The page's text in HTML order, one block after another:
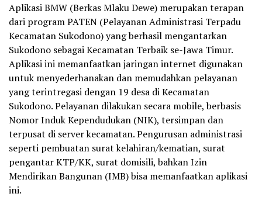
Aplikasi BMW (Berkas Mlaku Dewe) merupakan terapan
dari program PATEN (Pelayanan Administrasi Terpadu
Kecamatan Sukodono) yang berhasil mengantarkan
Sukodono sebagai Kecamatan Terbaik se-Jawa Timur.
Aplikasi ini memanfaatkan jaringan internet digunakan
untuk menyederhanakan dan memudahkan pelayanan
yang terintregasi dengan 19 desa di Kecamatan
Sukodono. Pelayanan dilakukan secara mobile, berbasis
Nomor Induk Kependudukan (NIK), tersimpan dan
terpusat di server kecamatan. Pengurusan administrasi
seperti pembuatan surat kelahiran/kematian, surat
pengantar KTP/KK, surat domisili, bahkan Izin
Mendirikan Bangunan (IMB) bisa memanfaatkan aplikasi
ini.